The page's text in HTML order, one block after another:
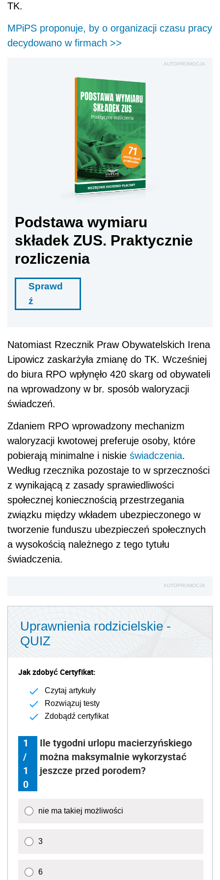
TK.
MPiPS proponuje, by o organizacji czasu pracy
decydowano w firmach >>
AUTOPROMOCJA
Podstawa wymiaru
składek ZUS. Praktycznie
rozliczenia
Sprawd
ź
Natomiast Rzecznik Praw Obywatelskich Irena
Lipowicz zaskarżyła zmianę do TK. Wcześniej
do biura RPO wpłynęło 420 skarg od obywateli
na wprowadzony w br. sposób waloryzacji
świadczeń.
Zdaniem RPO wprowadzony mechanizm
waloryzacji kwotowej preferuje osoby, które
pobierają minimalne i niskie świadczenia.
Według rzecznika pozostaje to w sprzeczności
z wynikającą z zasady sprawiedliwości
społecznej koniecznością przestrzegania
związku między wkładem ubezpieczonego w
tworzenie funduszu ubezpieczeń społecznych
a wysokością należnego z tego tytułu
świadczenia.
AUTOPROMOCJA
Uprawnienia rodzicielskie -
QUIZ
Jak zdobyć Certyfikat:
Czytaj artykuły
Rozwiązuj testy
Zdobądź certyfikat
1
/
1
0
Ile tygodni urlopu macierzyńskiego
można maksymalnie wykorzystać
jeszcze przed porodem?
nie ma takiej możliwości
3
6